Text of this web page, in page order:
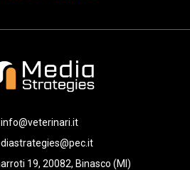
info@veterinari.it
19, 20082, Binasco (MI)